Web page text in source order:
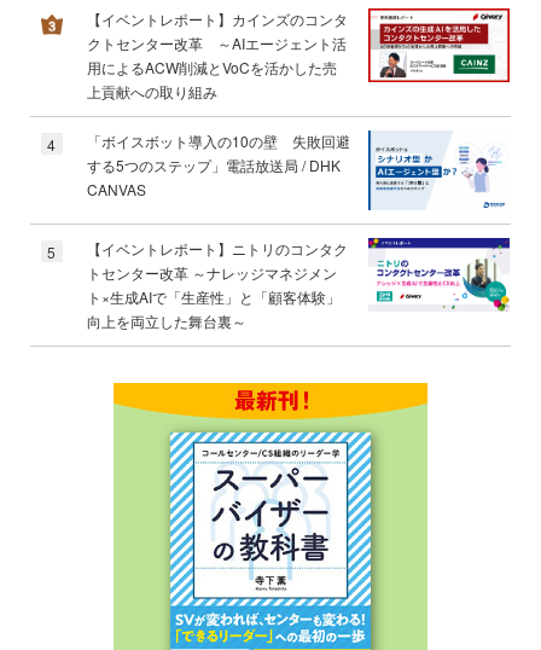
【イベントレポート】カインズのコンタ
クトセンター改革 ～AIエージェント活
用によるACW削減とVoCを活かした売
上貢献への取り組み
4
「ボイスボット導入の10の壁 失敗回避
する5つのステップ」電話放送局 / DHK
CANVAS
5
【イベントレポート】ニトリのコンタク
トセンター改革 ～ナレッジマネジメン
ト×生成AIで「生産性」と「顧客体験」
向上を両立した舞台裏～